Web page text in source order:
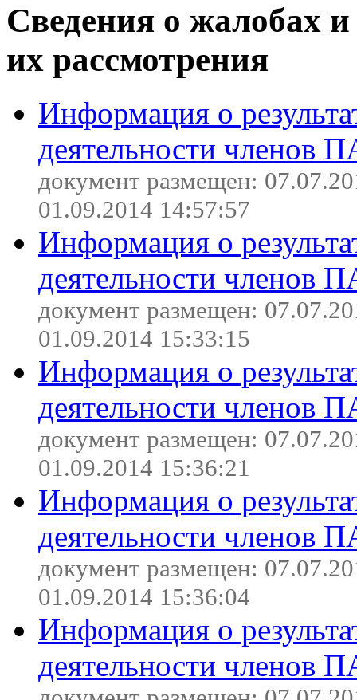
Сведения о жалобах
их рассмотрения
Информация о
деятельности членов
документ размещен:
01.09.2014 14:57:57
Информация о
деятельности членов
документ размещен:
01.09.2014 15:33:15
Информация о
деятельности членов
документ размещен:
01.09.2014 15:36:21
Информация о
деятельности членов
документ размещен:
01.09.2014 15:36:04
Информация о
деятельности членов